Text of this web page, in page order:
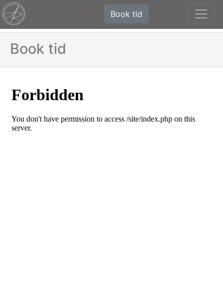
Book tid
Book tid